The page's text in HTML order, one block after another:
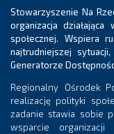
Stowarzyszenie Na
organizacja
społecznej. Wspiera
najtrudniejszej
Generatorze
Regionalny Ośrodek
realizację polityki
zadanie stawia sobie
wsparcie organizacji